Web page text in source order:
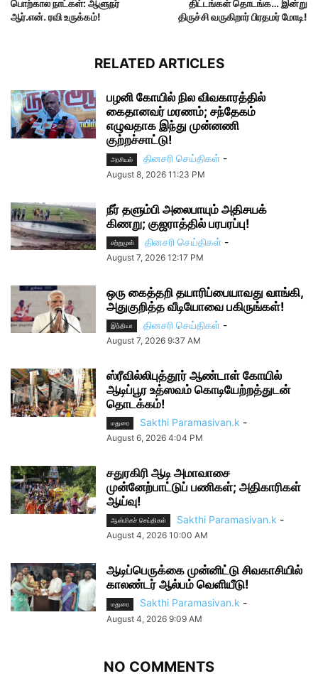
பொற்கால நாட்கள்: ஆளுநர்
ஆர்.என். ரவி உருக்கம்!
திட்டங்கள் தொடங்க… இன்று
திருச்சி வருகிறார் பிரதமர் மோடி!
RELATED ARTICLES
பழனி கோயில் நில விவகாரத்தில்
கைதானவர் மரணம்; சந்தேகம்
எழுவதாக இந்து முன்னணி
குற்றச்சாட்டு!
அரசியல் தினசரி செய்திகள் -
August 8, 2026 11:23 PM
நீர் தளும்பி அலைபாயும் அதிசயக்
கிணறு; குஜராத்தில் பரபரப்பு!
சற்றுமுன் தினசரி செய்திகள் -
August 7, 2026 12:17 PM
ஒரு கைத்தறி தயாரிப்பையாவது வாங்கி,
அதுகுறித்த வீடியோவை பகிருங்கள்!
இந்தியா தினசரி செய்திகள் -
August 7, 2026 9:37 AM
ஸ்ரீவில்லிபுத்தூர் ஆண்டாள் கோயில்
ஆடிப்பூர உத்ஸவம் கொடியேற்றத்துடன்
தொடக்கம்!
மதுரை Sakthi Paramasivan.k -
August 6, 2026 4:04 PM
சதுரகிரி ஆடி அமாவாசை
முன்னேற்பாட்டுப் பணிகள்; அதிகாரிகள்
ஆய்வு!
ஆன்மிகச் செய்திகள் Sakthi Paramasivan.k -
August 4, 2026 10:00 AM
ஆடிப்பெருக்கை முன்னிட்டு சிவகாசியில்
காலண்டர் ஆல்பம் வெளியீடு!
மதுரை Sakthi Paramasivan.k -
August 4, 2026 9:09 AM
NO COMMENTS